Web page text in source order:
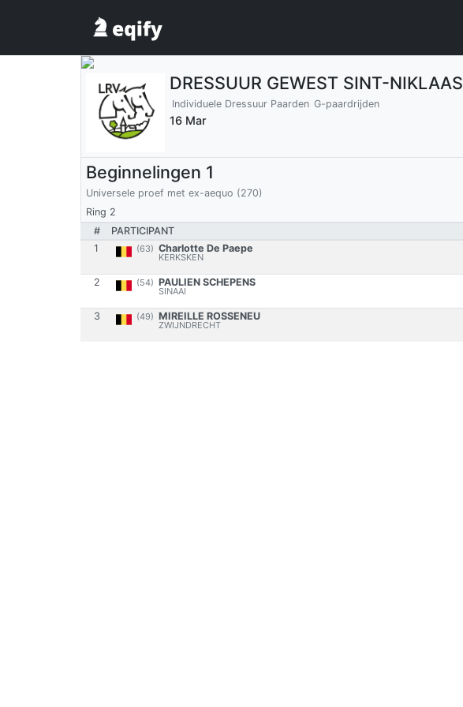
DRESSUUR GEWEST SINT-NIKLAAS
Individuele Dressuur Paarden G-paardrijden
16 Mar
Beginnelingen 1
Universele proef met ex-aequo (270)
Ring 2
#
PARTICIPANT
1
(63) Charlotte De Paepe
KERKSKEN
2 (54) PAULIEN SCHEPENS
SINAAI
3 (49) MIREILLE ROSSENEU
ZWIJNDRECHT